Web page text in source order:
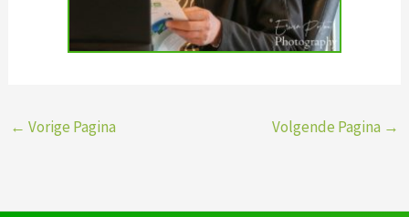
← Vorige Pagina Volgende Pagina →